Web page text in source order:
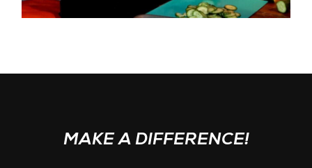
MAKE A DIFFERENCE!